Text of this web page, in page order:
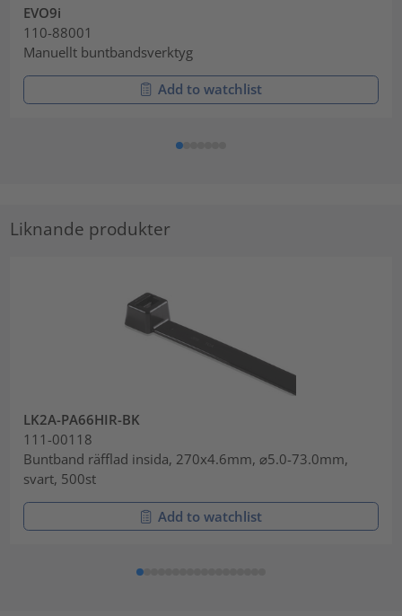
EVO9i
110-88001
Manuellt buntbandsverktyg
Add to watchlist
Liknande produkter
LK2A-PA66HIR-BK
111-00118
Buntband räfflad insida, 270x4.6mm, ⌀5.0-73.0mm,
svart, 500st
Add to watchlist